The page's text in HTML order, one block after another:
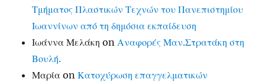
Τμήματος Πλαστικών Τεχνών του Πανεπιστημίου
Ιωαννίνων από τη δημόσια εκπαίδευση
Ιωάννα Μελάκη onΑναφορές Μαν.Στρατάκη στη
Βουλή.
Μαρία onΚατοχύρωση επαγγελματικών